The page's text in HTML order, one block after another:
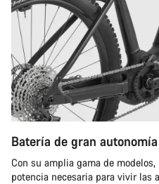
Batería de gran autonomía
Con su amplia gama de
potencia necesaria para vivir las